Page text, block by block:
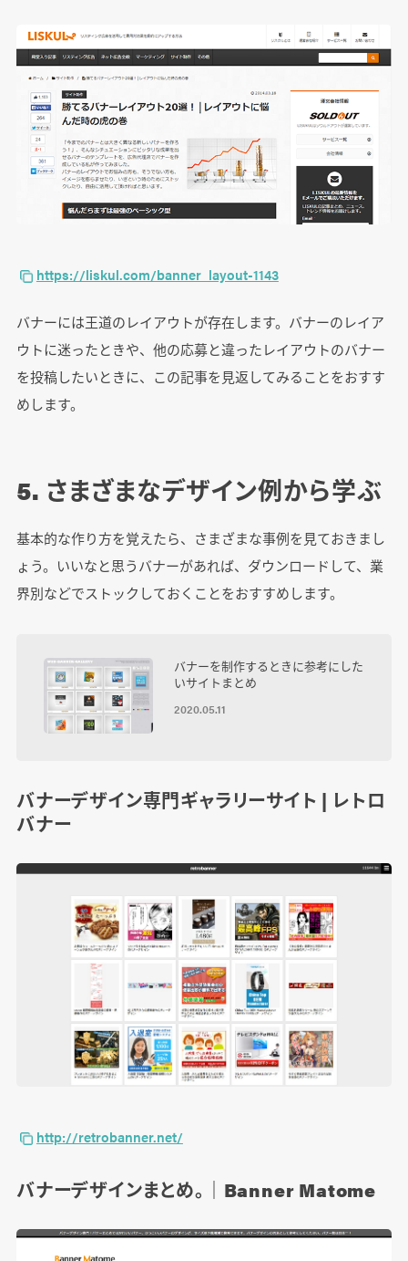
https://liskul.com/banner_layout-1143
バナーには王道のレイアウトが存在します。バナーのレイア
ウトに迷ったときや、他の応募と違ったレイアウトのバナー
を投稿したいときに、この記事を見返してみることをおすす
めします。
5. さまざまなデザイン例から学ぶ
基本的な作り方を覚えたら、さまざまな事例を見ておきまし
ょう。いいなと思うバナーがあれば、ダウンロードして、業
界別などでストックしておくことをおすすめします。
バナーを制作するときに参考にした
いサイトまとめ
2020.05.11
バナーデザイン専門ギャラリーサイト | レトロ
バナー
http://retrobanner.net/
バナーデザインまとめ。｜Banner Matome